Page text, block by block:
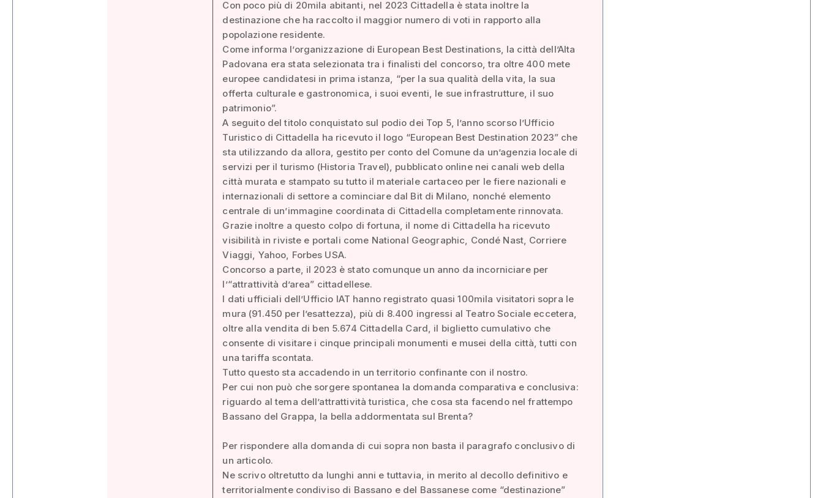
Con poco più di 20mila abitanti, nel 2023 Cittadella è stata inoltre la
destinazione che ha raccolto il maggior numero di voti in rapporto alla
popolazione residente.
Come informa l’organizzazione di European Best Destinations, la città dell’Alta
Padovana era stata selezionata tra i finalisti del concorso, tra oltre 400 mete
europee candidatesi in prima istanza, “per la sua qualità della vita, la sua
offerta culturale e gastronomica, i suoi eventi, le sue infrastrutture, il suo
patrimonio”.
A seguito del titolo conquistato sul podio dei Top 5, l’anno scorso l’Ufficio
Turistico di Cittadella ha ricevuto il logo “European Best Destination 2023” che
sta utilizzando da allora, gestito per conto del Comune da un’agenzia locale di
servizi per il turismo (Historia Travel), pubblicato online nei canali web della
città murata e stampato su tutto il materiale cartaceo per le fiere nazionali e
internazionali di settore a cominciare dal Bit di Milano, nonché elemento
centrale di un’immagine coordinata di Cittadella completamente rinnovata.
Grazie inoltre a questo colpo di fortuna, il nome di Cittadella ha ricevuto
visibilità in riviste e portali come National Geographic, Condé Nast, Corriere
Viaggi, Yahoo, Forbes USA.
Concorso a parte, il 2023 è stato comunque un anno da incorniciare per
l’“attrattività d’area” cittadellese.
I dati ufficiali dell’Ufficio IAT hanno registrato quasi 100mila visitatori sopra le
mura (91.450 per l’esattezza), più di 8.400 ingressi al Teatro Sociale eccetera,
oltre alla vendita di ben 5.674 Cittadella Card, il biglietto cumulativo che
consente di visitare i cinque principali monumenti e musei della città, tutti con
una tariffa scontata.
Tutto questo sta accadendo in un territorio confinante con il nostro.
Per cui non può che sorgere spontanea la domanda comparativa e conclusiva:
riguardo al tema dell’attrattività turistica, che cosa sta facendo nel frattempo
Bassano del Grappa, la bella addormentata sul Brenta?
Per rispondere alla domanda di cui sopra non basta il paragrafo conclusivo di
un articolo.
Ne scrivo oltretutto da lunghi anni e tuttavia, in merito al decollo definitivo e
territorialmente condiviso di Bassano e del Bassanese come “destinazione”